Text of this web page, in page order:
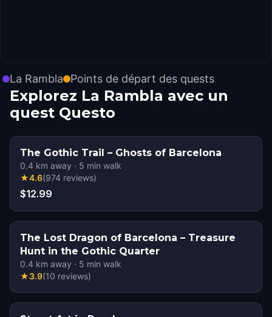
La Rambla Points de départ des quests
Explorez La Rambla avec un
quest Questo
The Gothic Trail – Ghosts of Barcelona
0.4 km away · 5 min walk
★4.6(974 reviews)
$12.99
The Lost Dragon of Barcelona – Treasure
Hunt in the Gothic Quarter
0.4 km away · 5 min walk
★3.9(10 reviews)